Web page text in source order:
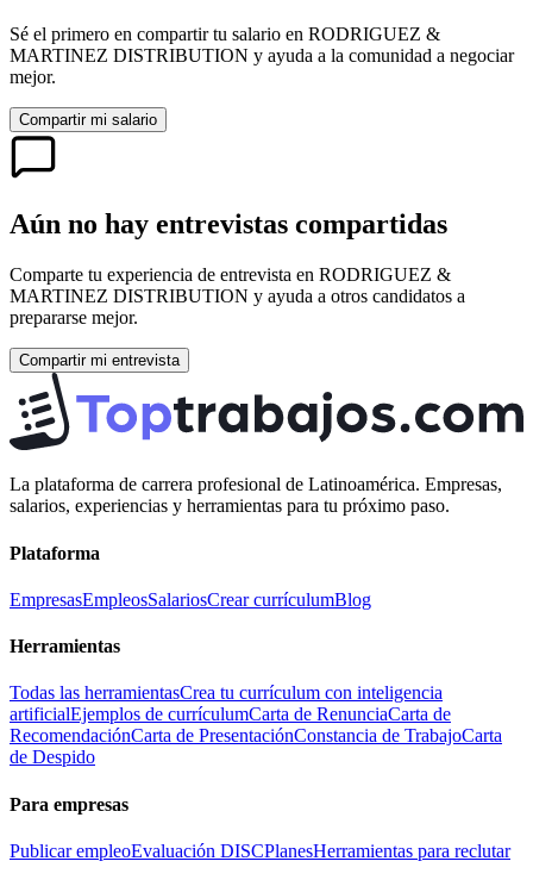
Sé el primero en compartir tu salario en RODRIGUEZ &
MARTINEZ DISTRIBUTION y ayuda a la comunidad a negociar
mejor.
Compartir mi salario
Aún no hay entrevistas compartidas
Comparte tu experiencia de entrevista en RODRIGUEZ &
MARTINEZ DISTRIBUTION y ayuda a otros candidatos a
prepararse mejor.
Compartir mi entrevista
La plataforma de carrera profesional de Latinoamérica. Empresas,
salarios, experiencias y herramientas para tu próximo paso.
Plataforma
EmpresasEmpleosSalariosCrear currículumBlog
Herramientas
Todas las herramientasCrea tu currículum con inteligencia
artificialEjemplos de currículumCarta de RenunciaCarta de
RecomendaciónCarta de PresentaciónConstancia de TrabajoCarta
de Despido
Para empresas
Publicar empleoEvaluación DISCPlanesHerramientas para reclutar